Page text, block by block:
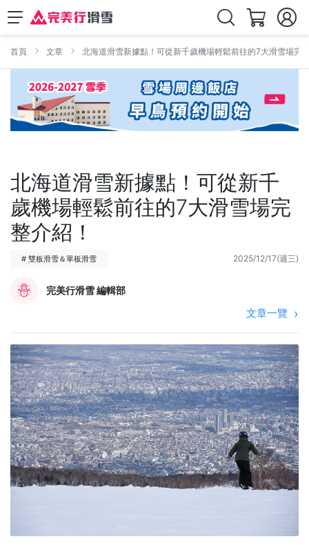
首頁 文章 北海道滑雪新據點！可從新千歲機場輕鬆前往的7大滑雪場完
北海道滑雪新據點！可從新千
歲機場輕鬆前往的7大滑雪場完
整介紹！
# 雙板滑雪＆單板滑雪 2025/12/17(週三)
完美行滑雪 編輯部
文章一覽